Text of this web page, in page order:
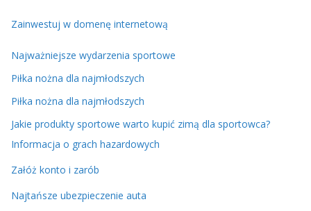
Zainwestuj w domenę internetową
Najważniejsze wydarzenia sportowe
Piłka nożna dla najmłodszych
Piłka nożna dla najmłodszych
Jakie produkty sportowe warto kupić zimą dla sportowca?
Informacja o grach hazardowych
Załóż konto i zarób
Najtańsze ubezpieczenie auta